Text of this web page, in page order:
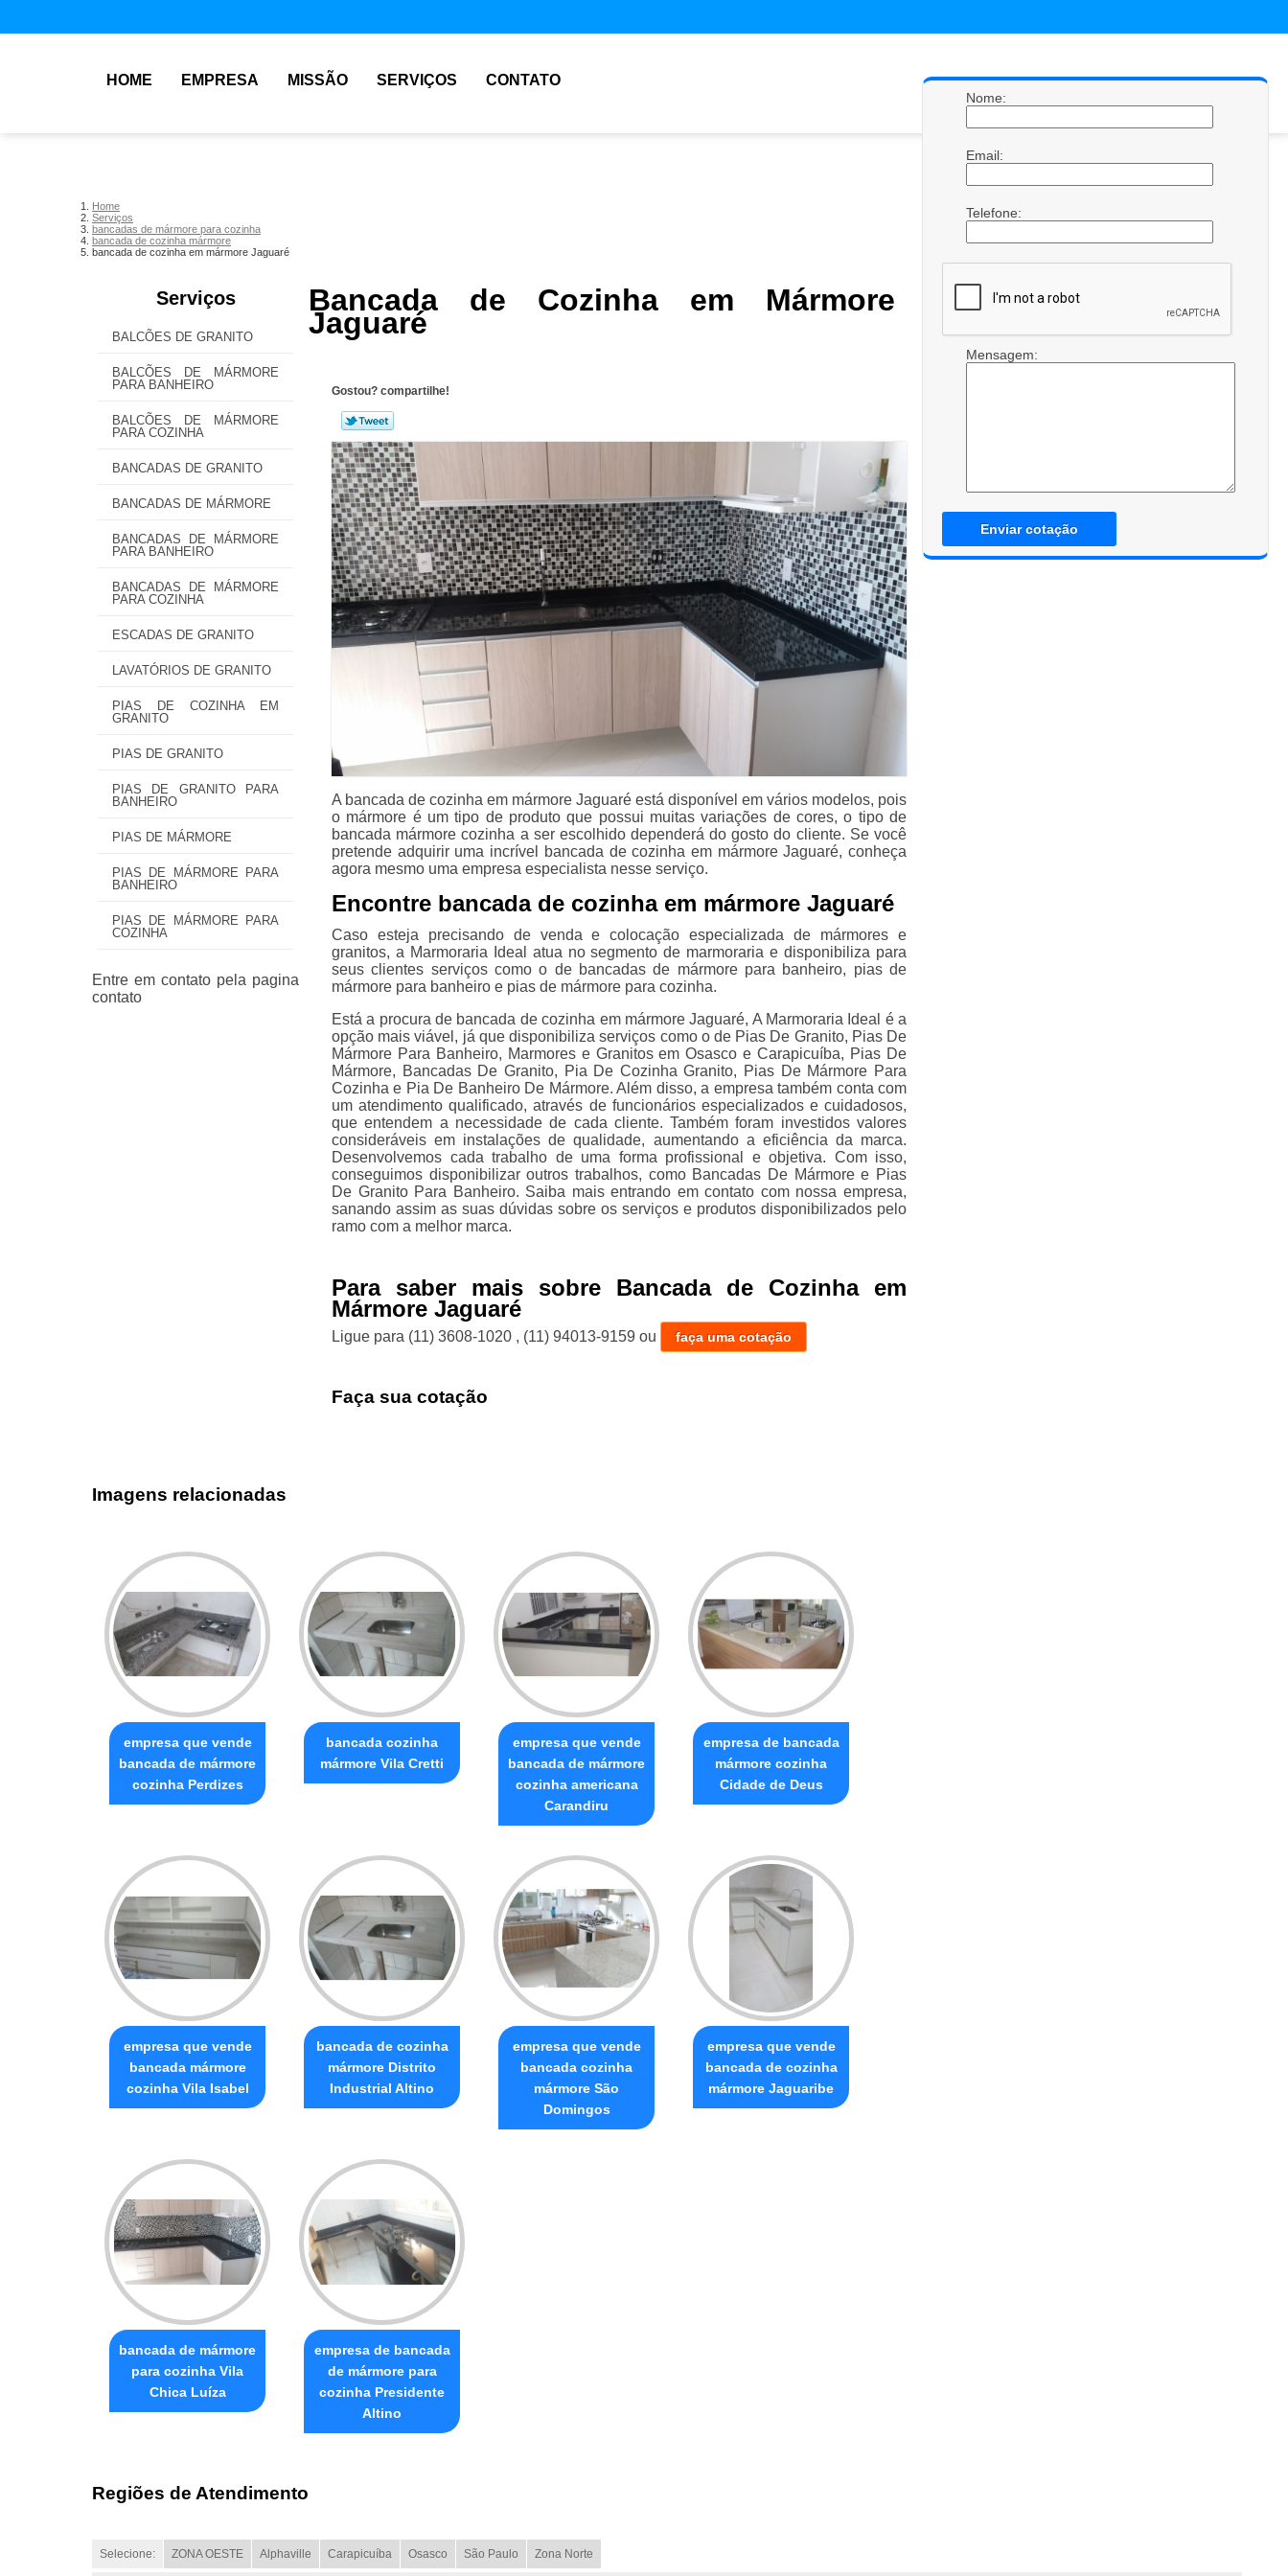
HOME EMPRESA MISSÃO SERVIÇOS CONTATO
Home
Serviços
bancadas de mármore para cozinha
bancada de cozinha mármore
bancada de cozinha em mármore Jaguaré
Serviços
BALCÕES DE GRANITO
BALCÕES DE MÁRMORE
PARA BANHEIRO
BALCÕES DE MÁRMORE
PARA COZINHA
BANCADAS DE GRANITO
BANCADAS DE MÁRMORE
BANCADAS DE MÁRMORE
PARA BANHEIRO
BANCADAS DE MÁRMORE
PARA COZINHA
ESCADAS DE GRANITO
LAVATÓRIOS DE GRANITO
PIAS DE COZINHA EM
GRANITO
PIAS DE GRANITO
PIAS DE GRANITO PARA
BANHEIRO
PIAS DE MÁRMORE
PIAS DE MÁRMORE PARA
BANHEIRO
PIAS DE MÁRMORE PARA
COZINHA
Bancada de Cozinha em Mármore
Jaguaré
Gostou? compartilhe!
A bancada de cozinha em mármore Jaguaré está disponível em vários modelos, pois
o mármore é um tipo de produto que possui muitas variações de cores, o tipo de
bancada mármore cozinha a ser escolhido dependerá do gosto do cliente. Se você
pretende adquirir uma incrível bancada de cozinha em mármore Jaguaré, conheça
agora mesmo uma empresa especialista nesse serviço.
Encontre bancada de cozinha em mármore Jaguaré
Caso esteja precisando de venda e colocação especializada de mármores e
granitos, a Marmoraria Ideal atua no segmento de marmoraria e disponibiliza para
seus clientes serviços como o de bancadas de mármore para banheiro, pias de
mármore para banheiro e pias de mármore para cozinha.
Está a procura de bancada de cozinha em mármore Jaguaré, A Marmoraria Ideal é a
opção mais viável, já que disponibiliza serviços como o de Pias De Granito, Pias De
Mármore Para Banheiro, Marmores e Granitos em Osasco e Carapicuíba, Pias De
Mármore, Bancadas De Granito, Pia De Cozinha Granito, Pias De Mármore Para
Cozinha e Pia De Banheiro De Mármore. Além disso, a empresa também conta com
um atendimento qualificado, através de funcionários especializados e cuidadosos,
que entendem a necessidade de cada cliente. Também foram investidos valores
consideráveis em instalações de qualidade, aumentando a eficiência da marca.
Desenvolvemos cada trabalho de uma forma profissional e objetiva. Com isso,
conseguimos disponibilizar outros trabalhos, como Bancadas De Mármore e Pias
De Granito Para Banheiro. Saiba mais entrando em contato com nossa empresa,
sanando assim as suas dúvidas sobre os serviços e produtos disponibilizados pelo
ramo com a melhor marca.
Para saber mais sobre Bancada de Cozinha em
Mármore Jaguaré
Ligue para (11) 3608-1020 , (11) 94013-9159 ou faça uma cotação
Faça sua cotação
Nome:
Email:
Telefone:
Mensagem:
Enviar cotação
Imagens relacionadas
empresa que vende
bancada de mármore
cozinha Perdizes
bancada cozinha
mármore Vila Cretti
empresa que vende
bancada de mármore
cozinha americana
Carandiru
empresa de bancada
mármore cozinha
Cidade de Deus
empresa que vende
bancada mármore
cozinha Vila Isabel
bancada de cozinha
mármore Distrito
Industrial Altino
empresa que vende
bancada cozinha
mármore São
Domingos
empresa que vende
bancada de cozinha
mármore Jaguaribe
bancada de mármore
para cozinha Vila
Chica Luíza
empresa de bancada
de mármore para
cozinha Presidente
Altino
Regiões de Atendimento
Selecione: ZONA OESTE Alphaville Carapicuíba Osasco São Paulo Zona Norte